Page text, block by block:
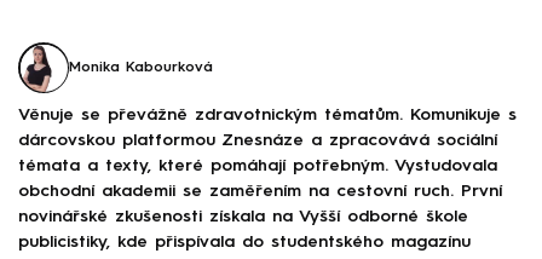
Monika Kabourková
Věnuje se převážně zdravotnickým tématům. Komunikuje s
dárcovskou platformou Znesnáze a zpracovává sociální
témata a texty, které pomáhají potřebným. Vystudovala
obchodní akademii se zaměřením na cestovní ruch. První
novinářské zkušenosti získala na Vyšší odborné škole
publicistiky, kde přispívala do studentského magazínu